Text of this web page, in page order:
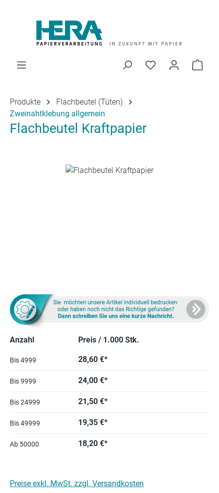
Du hast 0
Produkte
Flachbeutel (Tüten)
Zweinahtklebung allgemein
Flachbeutel Kraftpapier
Bildergalerie überspringen
Anzahl Preis / 1.000 Stk.
Bis4999 28,60 €*
Bis9999 24,00 €*
Bis24999 21,50 €*
Bis49999 19,35 €*
Ab 50000 18,20 €*
Preise exkl. MwSt. zzgl. Versandkosten